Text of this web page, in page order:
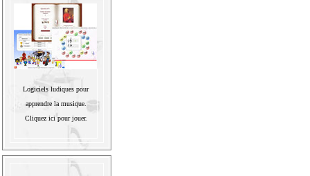
Logiciels ludiques pour
apprendre la musique.
Cliquez ici pour jouer.